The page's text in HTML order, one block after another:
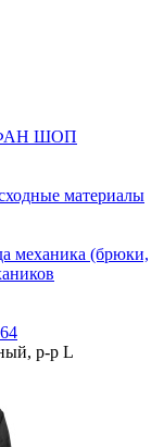
ШОП
материалы
механика (брюки,
64
р-р L